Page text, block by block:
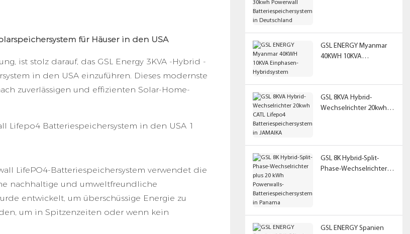
für Häuser in den USA
ist stolz darauf, das GSL Energy 3KVA -Hybrid -
in den USA einzuführen. Dieses modernste
zuverlässigen und effizienten Solar-Home-
LifePO4-Batteriespeichersystem verwendet die
nachhaltige und umweltfreundliche
entwickelt, um überschüssige Energie zu
um in Spitzenzeiten oder wenn kein
GSL ENERGY Myanmar
40KWH 10KVA
GSL 8KVA Hybrid-
Wechselrichter 20kwh
GSL 8K Hybrid-Split-
Phase-Wechselrichter
GSL ENERGY Spanien